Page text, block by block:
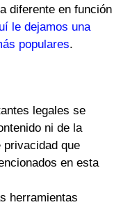
diferente en función
le dejamos una
populares.
legales se
ni de la
que
en esta
herramientas